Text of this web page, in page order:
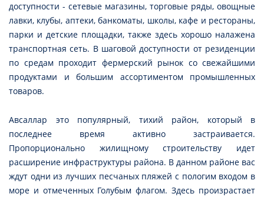
доступности - сетевые магазины, торговые ряды, овощные
лавки, клубы, аптеки, банкоматы, школы, кафе и рестораны,
парки и детские площадки, также здесь хорошо налажена
транспортная сеть. В шаговой доступности от резиденции
по средам проходит фермерский рынок со свежайшими
продуктами и большим ассортиментом промышленных
товаров.
Авсаллар это популярный, тихий район, который в
последнее время активно застраивается.
Пропорционально жилищному строительству идет
расширение инфраструктуры района. В данном районе вас
ждут одни из лучших песчаных пляжей с пологим входом в
море и отмеченных Голубым флагом. Здесь произрастает